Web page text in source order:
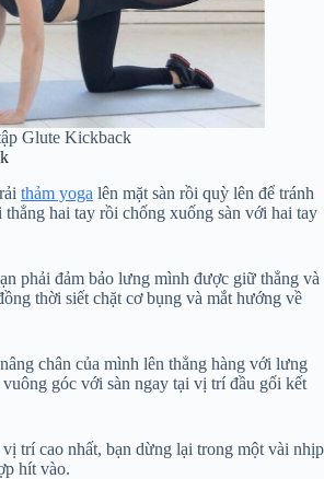
Glute Kickback
thảm yoga lên mặt sàn rồi quỳ lên để tránh
thẳng hai tay rồi chống xuống sàn với hai tay
phải đảm bảo lưng mình được giữ thẳng và
thời siết chặt cơ bụng và mắt hướng về
chân của mình lên thẳng hàng với lưng
góc với sàn ngay tại vị trí đầu gối kết
trí cao nhất, bạn dừng lại trong một vài nhịp
hít vào.